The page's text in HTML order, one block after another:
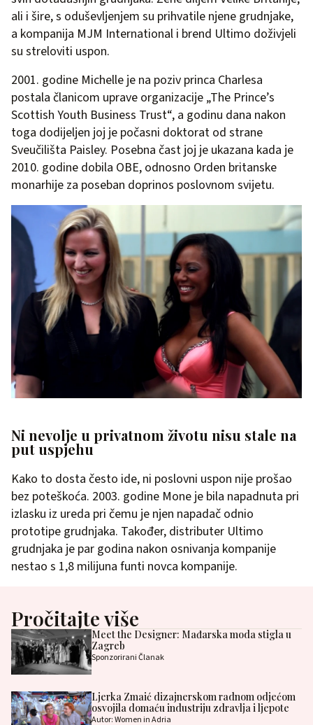
ali i šire, s oduševljenjem su prihvatile njene grudnjake,
a kompanija MJM International i brend Ultimo doživjeli
su streloviti uspon.
2001. godine Michelle je na poziv princa Charlesa
postala članicom uprave organizacije „The Prince’s
Scottish Youth Business Trust“, a godinu dana nakon
toga dodijeljen joj je počasni doktorat od strane
Sveučilišta Paisley. Posebna čast joj je ukazana kada je
2010. godine dobila OBE, odnosno Orden britanske
monarhije za poseban doprinos poslovnom svijetu.
Ni nevolje u privatnom životu nisu stale na
put uspjehu
Kako to dosta često ide, ni poslovni uspon nije prošao
bez poteškoća. 2003. godine Mone je bila napadnuta pri
izlasku iz ureda pri čemu je njen napadač odnio
prototipe grudnjaka. Također, distributer Ultimo
grudnjaka je par godina nakon osnivanja kompanije
nestao s 1,8 milijuna funti novca kompanije.
Pročitajte više
Meet the Designer: Mađarska moda stigla u
Zagreb
Sponzorirani Članak
Ljerka Zmaić dizajnerskom radnom odjećom
osvojila domaću industriju zdravlja i ljepote
Autor: Women in Adria